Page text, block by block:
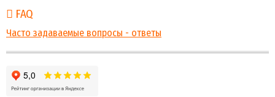
FAQ
Часто задаваемые вопросы - ответы